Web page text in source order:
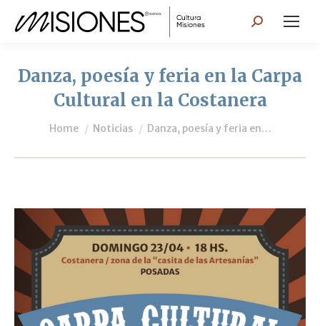
Search:
Danza, poesía y feria en la Carpa
Cultural en la Costanera
You are here:
Home Noticias Danza, poesía y feria en…